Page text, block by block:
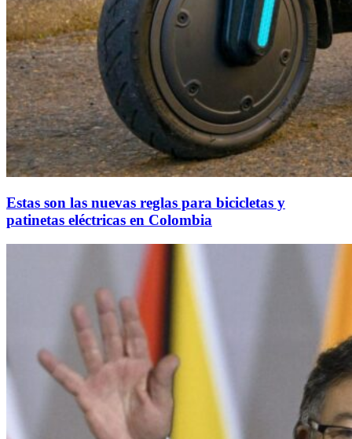
Estas son las nuevas reglas para bicicletas y
patinetas eléctricas en Colombia